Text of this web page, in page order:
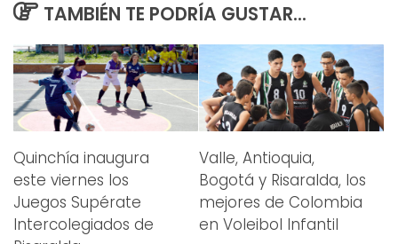
TAMBIÉN TE PODRÍA GUSTAR...
Quinchía inaugura
este viernes los
Juegos Supérate
Intercolegiados de
Valle, Antioquia,
Bogotá y Risaralda, los
mejores de Colombia
en Voleibol Infantil